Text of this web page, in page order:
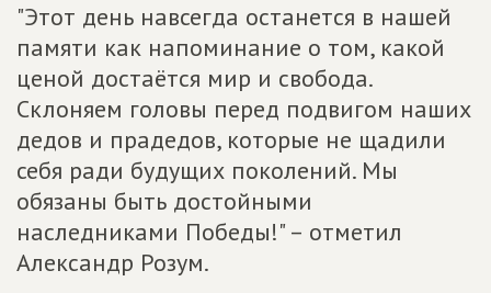
"Этот день навсегда останется в нашей
памяти как напоминание о том, какой
ценой достаётся мир и свобода.
Склоняем головы перед подвигом наших
дедов и прадедов, которые не щадили
себя ради будущих поколений. Мы
обязаны быть достойными
наследниками Победы!" – отметил
Александр Розум.